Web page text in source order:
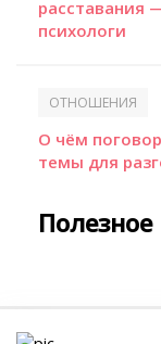
расставания
психологи
ОТНОШЕНИЯ
О чём
темы для
Полезное